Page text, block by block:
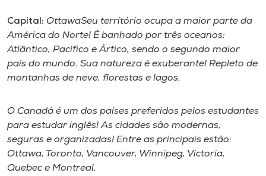
I.nova
Diplomados
CPA
Biblioteca
Capital: OttawaSeu território ocupa a maior parte da
América do Norte! É banhado por três oceanos:
Atlântico, Pacífico e Ártico, sendo o segundo maior
país do mundo. Sua natureza é exuberante! Repleto de
montanhas de neve, florestas e lagos.
O Canadá é um dos países preferidos pelos estudantes
para estudar inglês! As cidades são modernas,
seguras e organizadas! Entre as principais estão:
Ottawa, Toronto, Vancouver, Winnipeg, Victoria,
Quebec e Montreal.